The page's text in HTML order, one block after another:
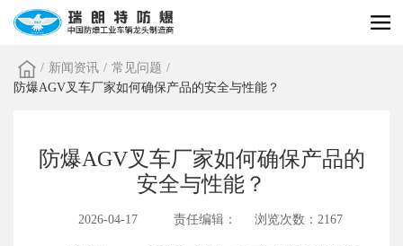
/ 新闻资讯 / 常见问题 /
防爆AGV叉车厂家如何确保产品的安全与性能？
防爆AGV叉车厂家如何确保产品的
安全与性能？
2026-04-17 责任编辑： 浏览次数：2167